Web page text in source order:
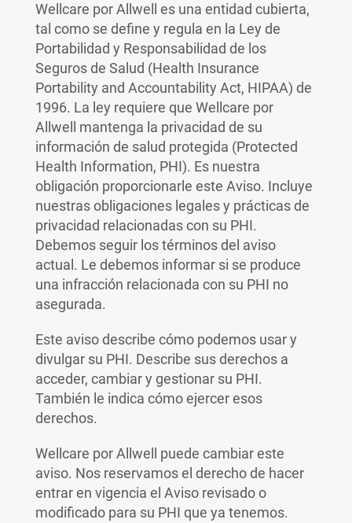
Wellcare por Allwell es una entidad cubierta,
tal como se define y regula en la Ley de
Portabilidad y Responsabilidad de los
Seguros de Salud (Health Insurance
Portability and Accountability Act, HIPAA) de
1996. La ley requiere que Wellcare por
Allwell mantenga la privacidad de su
información de salud protegida (Protected
Health Information, PHI). Es nuestra
obligación proporcionarle este Aviso. Incluye
nuestras obligaciones legales y prácticas de
privacidad relacionadas con su PHI.
Debemos seguir los términos del aviso
actual. Le debemos informar si se produce
una infracción relacionada con su PHI no
asegurada.
Este aviso describe cómo podemos usar y
divulgar su PHI. Describe sus derechos a
acceder, cambiar y gestionar su PHI.
También le indica cómo ejercer esos
derechos.
Wellcare por Allwell puede cambiar este
aviso. Nos reservamos el derecho de hacer
entrar en vigencia el Aviso revisado o
modificado para su PHI que ya tenemos.